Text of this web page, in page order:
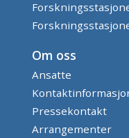
Om oss
Ansatte
Pressekontakt
Arrangementer